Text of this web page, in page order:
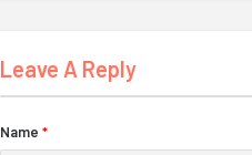
Leave A Reply
Name *